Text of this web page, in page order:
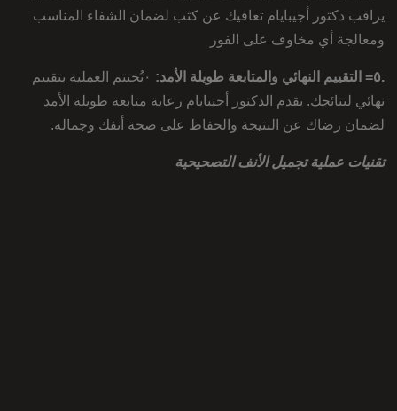
يراقب دكتور أجيبايام تعافيك عن كثب لضمان الشفاء المناسب
ومعالجة أي مخاوف على الفور
.٥= التقييم النهائي والمتابعة طويلة الأمد:
٠تُختتم العملية بتقييم
نهائي لنتائجك. يقدم الدكتور أجيبايام رعاية متابعة طويلة الأمد
لضمان رضاك ​​عن النتيجة والحفاظ على صحة أنفك وجماله.
تقنيات عملية تجميل الأنف التصحيحية